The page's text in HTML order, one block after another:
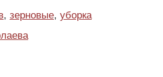
, зерновые, уборка